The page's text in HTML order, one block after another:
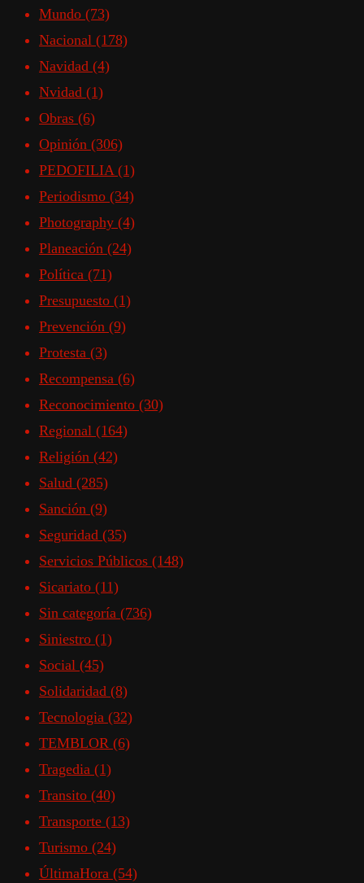
Mundo (73)
Nacional (178)
Navidad (4)
Nvidad (1)
Obras (6)
Opinión (306)
PEDOFILIA (1)
Periodismo (34)
Photography (4)
Planeación (24)
Política (71)
Presupuesto (1)
Prevención (9)
Protesta (3)
Recompensa (6)
Reconocimiento (30)
Regional (164)
Religión (42)
Salud (285)
Sanción (9)
Seguridad (35)
Servicios Públicos (148)
Sicariato (11)
Sin categoría (736)
Siniestro (1)
Social (45)
Solidaridad (8)
Tecnologia (32)
TEMBLOR (6)
Tragedia (1)
Transito (40)
Transporte (13)
Turismo (24)
ÚltimaHora (54)